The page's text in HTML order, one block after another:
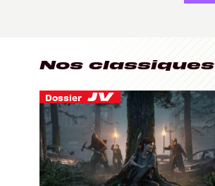
Nos classiques
Dossier